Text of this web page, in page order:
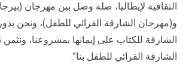
الثقافية لإيطاليا، صلة وصل بين مهرجان
و(مهرجان الشارقة القرائي للطفل)، ونحن
الشارقة للكتاب على إيمانها بمشروعنا،
الشارقة القرائي للطفل بنا”.